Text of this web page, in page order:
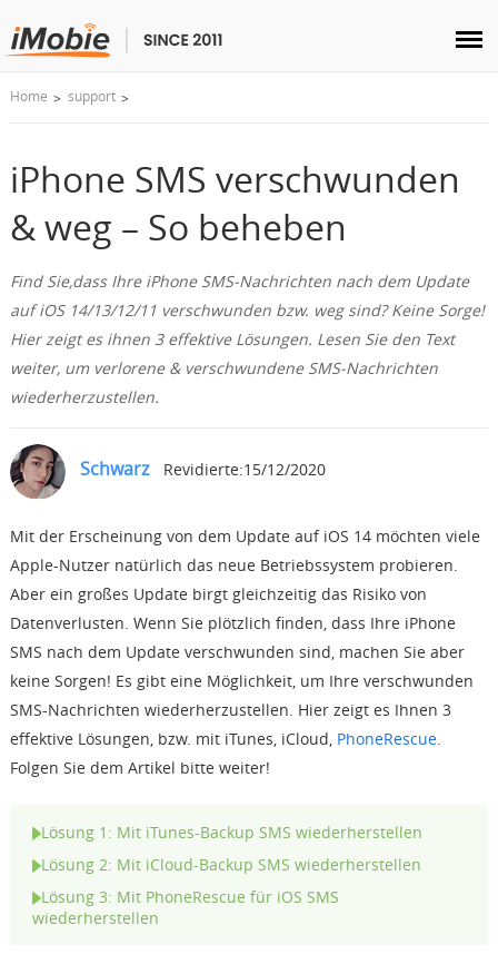
Entsperren & Wiederherstellen
Übertragen
Multimedia
Dienstprogramme
Lösungen
Herunterladen
Support
Languages
Home support
iPhone SMS verschwunden
& weg – So beheben
Find Sie,dass Ihre iPhone SMS-Nachrichten nach dem Update
auf iOS 14/13/12/11 verschwunden bzw. weg sind? Keine Sorge!
Hier zeigt es ihnen 3 effektive Lösungen. Lesen Sie den Text
weiter, um verlorene & verschwundene SMS-Nachrichten
wiederherzustellen.
Schwarz Revidierte:15/12/2020
Mit der Erscheinung von dem Update auf iOS 14 möchten viele
Apple-Nutzer natürlich das neue Betriebssystem probieren.
Aber ein großes Update birgt gleichzeitig das Risiko von
Datenverlusten. Wenn Sie plötzlich finden, dass Ihre iPhone
SMS nach dem Update verschwunden sind, machen Sie aber
keine Sorgen! Es gibt eine Möglichkeit, um Ihre verschwunden
SMS-Nachrichten wiederherzustellen. Hier zeigt es Ihnen 3
effektive Lösungen, bzw. mit iTunes, iCloud, PhoneRescue.
Folgen Sie dem Artikel bitte weiter!
Lösung 1: Mit iTunes-Backup SMS wiederherstellen
Lösung 2: Mit iCloud-Backup SMS wiederherstellen
Lösung 3: Mit PhoneRescue für iOS SMS
wiederherstellen